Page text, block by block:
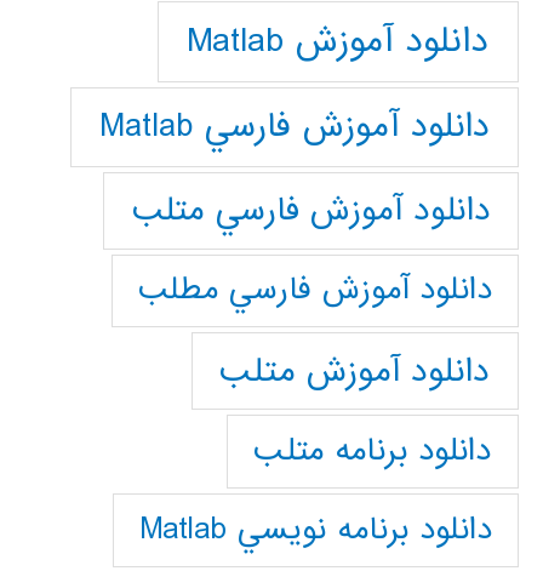
دانلود آموزش Matlab
دانلود آموزش فارسي Matlab
دانلود آموزش فارسي متلب
دانلود آموزش فارسي مطلب
دانلود آموزش متلب
دانلود برنامه متلب
دانلود برنامه نويسي Matlab